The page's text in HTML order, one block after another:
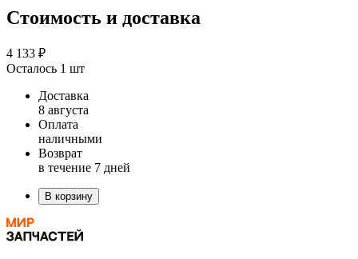
Стоимость и доставка
4 133 ₽
Осталось 1 шт
Доставка
8 августа
Оплата
наличными
Возврат
в течение 7 дней
В корзину